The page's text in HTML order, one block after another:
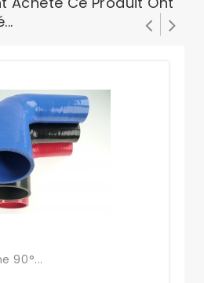
90°...